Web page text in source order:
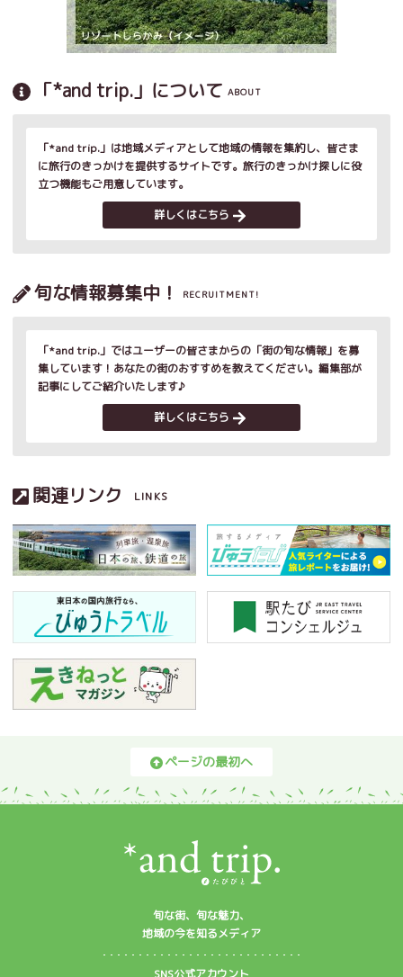
「*and trip.」について ABOUT
「*and trip.」は地域メディアとして地域の情報を集約し、皆さま
に旅行のきっかけを提供するサイトです。旅行のきっかけ探しに役
立つ機能もご用意しています。
詳しくはこちら
旬な情報募集中！ RECRUITMENT!
「*and trip.」ではユーザーの皆さまからの「街の旬な情報」を募
集しています！あなたの街のおすすめを教えてください。編集部が
記事にしてご紹介いたします♪
詳しくはこちら
関連リンク LINKS
ページの最初へ
旬な街、旬な魅力、
地域の今を知るメディア
SNS公式アカウント